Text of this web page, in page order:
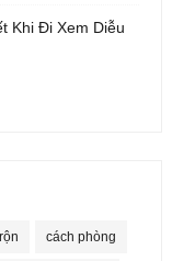
Khi Đi Xem Diễu
cách phòng